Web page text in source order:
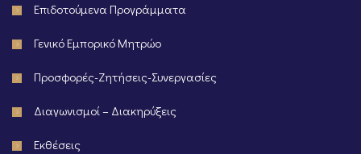
Επιδοτούμενα Προγράμματα
Γενικό Εμπορικό Μητρώο
Προσφορές-Ζητήσεις-Συνεργασίες
Διαγωνισμοί – Διακηρύξεις
Εκθέσεις